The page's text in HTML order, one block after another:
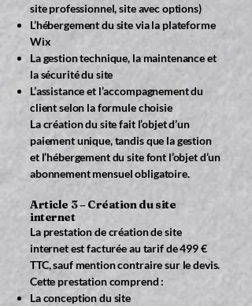
site professionnel, site avec options)
L’hébergement du site via la plateforme
Wix
La gestion technique, la maintenance et
la sécurité du site
L’assistance et l’accompagnement du
client selon la formule choisie
La création du site fait l’objet d’un
paiement unique, tandis que la gestion
et l’hébergement du site font l’objet d’un
abonnement mensuel obligatoire.
Article 3 – Création du site
internet
La prestation de création de site
internet est facturée au tarif de 499 €
TTC, sauf mention contraire sur le devis.
Cette prestation comprend :
La conception du site